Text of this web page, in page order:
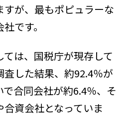
すが、最もポピュラーな
です。
は、国税庁が現存して
査した結果、約92.4％が
合同会社が約6.4％、そ
資会社となっていま